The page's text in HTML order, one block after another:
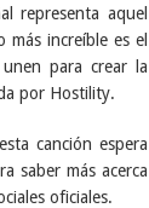
representa aquel
increíble es el
para crear la
por Hostility.
canción espera
saber más acerca
oficiales.